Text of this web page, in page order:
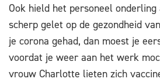
Ook hield het personeel
scherp gelet op de gezondheid
je corona gehad, dan moest je
voordat je weer aan het werk
vrouw Charlotte lieten zich